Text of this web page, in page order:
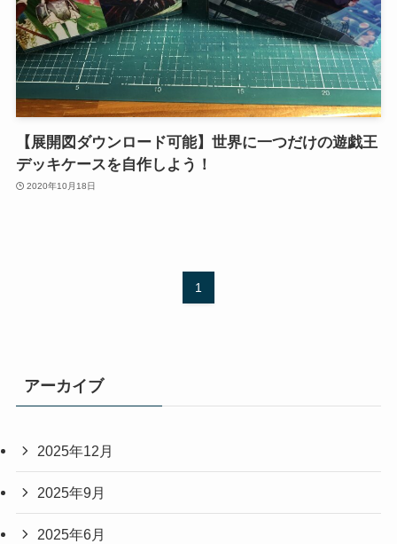
【展開図ダウンロード可能】世界に一つだけの遊戯王
デッキケースを自作しよう！
2020年10月18日
1
アーカイブ
2025年12月
2025年9月
2025年6月